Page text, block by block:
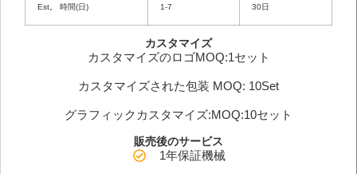
Est。 時間(日) 1-7 30日
カスタマイズ
カスタマイズのロゴMOQ:1セット
カスタマイズされた包装 MOQ: 10Set
グラフィックカスタマイズ:MOQ:10セット
販売後のサービス
1年保証機械